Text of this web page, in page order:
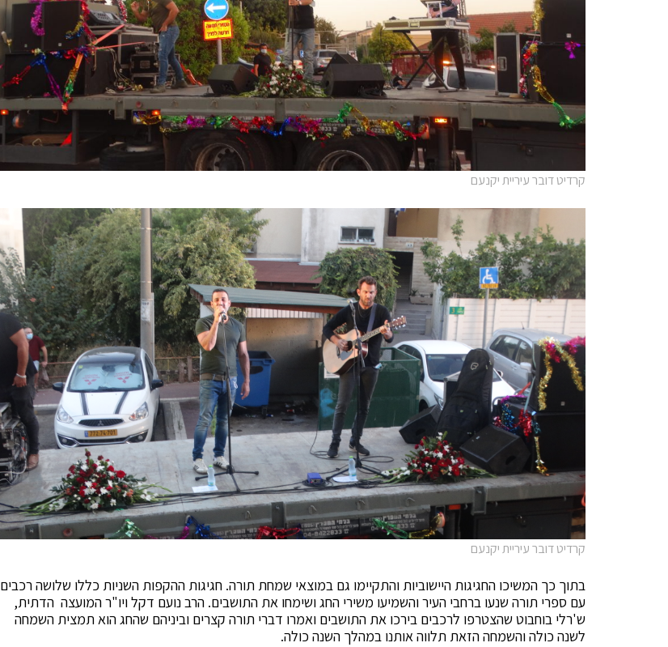
קרדיט דובר עיריית יקנעם
קרדיט דובר עיריית יקנעם
בתוך כך המשיכו החגיגות היישוביות והתקיימו גם במוצאי שמחת תורה. חגיגות ההקפות השניות כללו שלושה רכבים
עם ספרי תורה שנעו ברחבי העיר והשמיעו משירי החג ושימחו את התושבים. הרב נועם דקל ויו"ר המועצה הדתית,
ש'רלי בוחבוט שהצטרפו לרכבים בירכו את התושבים ואמרו דברי תורה קצרים וביניהם שהחג הוא תמצית השמחה
לשנה כולה והשמחה הזאת תלווה אותנו במהלך השנה כולה.